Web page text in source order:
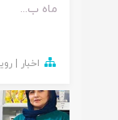
ماه ب...
اخبار |